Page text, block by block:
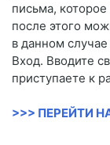
письма,
после этого
в данном
Вход. Вводите
приступаете к
>>> ПЕРЕЙТИ